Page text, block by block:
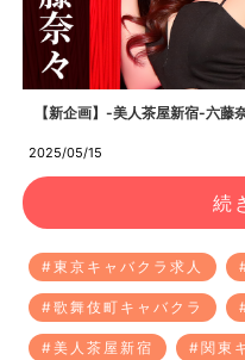
2025/05/15
【新企画】-美人茶屋新宿-六
#東京キャバクラ求人
#歌舞伎町キャバクラ
#美人茶屋新宿 #関東
続